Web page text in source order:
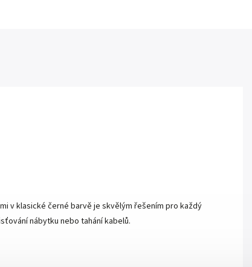
v klasické černé barvě je skvělým řešením pro každý
nábytku nebo tahání kabelů.